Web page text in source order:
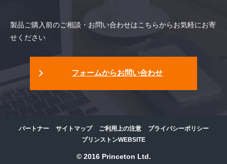
製品ご購入前のご相談・お問い合わせはこちらからお気軽にお寄
せください
フォームからお問い合わせ
パートナー サイトマップ ご利用上の注意
プライバシーポリシー
プリンストンWEBSITE
© 2016 Princeton Ltd.